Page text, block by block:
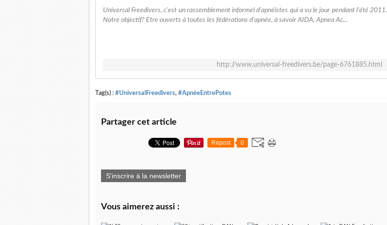
Universal Freedivers, c'est un rassemblement informel d'apnéistes qui a vu le jour pendant l'été 2011.
Notre objectif? Etre ouverts à toutes les fédérations d'apnée, à savoir AIDA, Apnea Ac...
http://www.universal-freedivers.be/page-6761885.html
Tag(s) : #UniversalFreedivers, #ApnéeEntrePotes
Partager cet article
Repost 0
S'inscrire à la newsletter
Vous aimerez aussi :